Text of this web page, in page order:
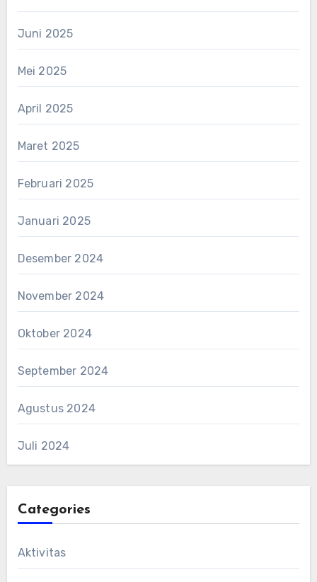
Juni 2025
Mei 2025
April 2025
Maret 2025
Februari 2025
Januari 2025
Desember 2024
November 2024
Oktober 2024
September 2024
Agustus 2024
Juli 2024
Categories
Aktivitas